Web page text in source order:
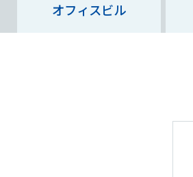
オフィスビル